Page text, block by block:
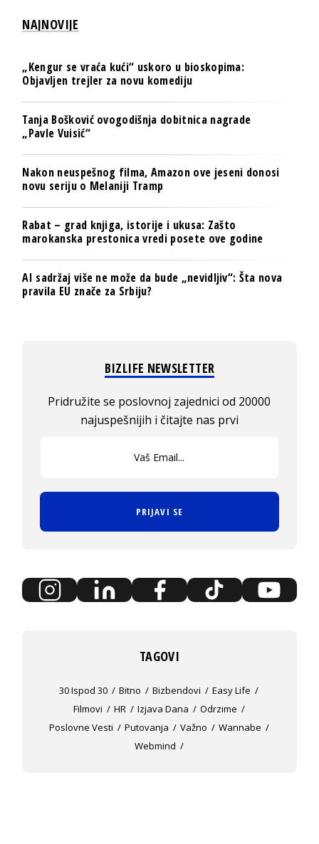
NAJNOVIJE
„Kengur se vraća kući“ uskoro u bioskopima:
Objavljen trejler za novu komediju
Tanja Bošković ovogodišnja dobitnica nagrade
„Pavle Vuisić“
Nakon neuspešnog filma, Amazon ove jeseni donosi
novu seriju o Melaniji Tramp
Rabat – grad knjiga, istorije i ukusa: Zašto
marokanska prestonica vredi posete ove godine
AI sadržaj više ne može da bude „nevidljiv“: Šta nova
pravila EU znače za Srbiju?
BIZLIFE NEWSLETTER
Pridružite se poslovnoj zajednici od 20000
najuspešnijih i čitajte nas prvi
PRIJAVI SE
TAGOVI
30 Ispod 30 Bitno Bizbendovi
Easy Life
Filmovi
HR Izjava Dana
Odrzime
Poslovne Vesti
Putovanja Važno
Wannabe
Webmind